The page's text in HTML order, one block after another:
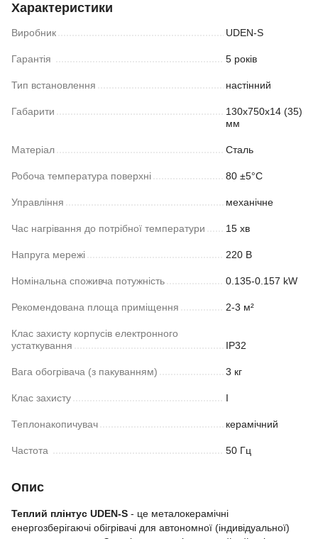
Характеристики
Виробник UDEN-S
Гарантія 5 років
Тип встановлення настінний
Габарити
130х750х14 (35)
мм
Матеріал Сталь
Робоча температура поверхні 80 ±5°С
Управління механічне
Час нагрівання до потрібної температури 15 хв
Напруга мережі 220 В
Номінальна споживча потужність 0.135-0.157 kW
Рекомендована площа приміщення 2-3 м²
Клас захисту корпусів електронного
устаткування
IP32
Вага обогрівача (з пакуванням) 3 кг
Клас захисту I
Теплонакопичувач керамічний
Частoта 50 Гц
Опис
Теплий плінтус UDEN-S - це металокерамічні
енергозберігаючі обігрівачі для автономної (індивідуальної)